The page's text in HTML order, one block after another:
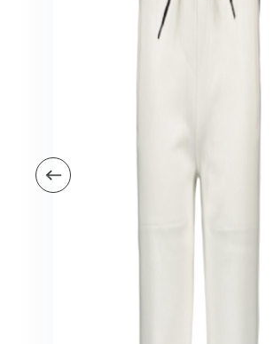
Veiligheid in en om huis
Kinderstoelen